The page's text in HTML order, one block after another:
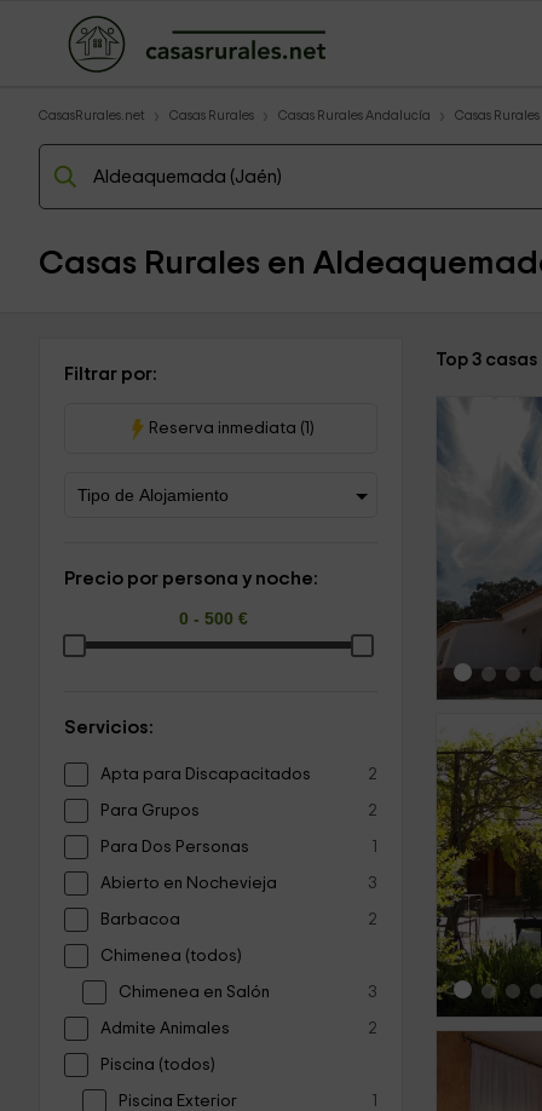
CasasRurales.net Casas Rurales Casas Rurales Andalucía Casas
Casas Rurales en
Filtrar por:
Reserva inmediata (1)
Precio por persona y noche:
Servicios:
Apta para Discapacitados 2
Para Grupos 2
Para Dos Personas 1
Abierto en Nochevieja 3
Barbacoa 2
Chimenea (todos)
Chimenea en Salón 3
Admite Animales 2
Piscina (todos)
Piscina Exterior 1
Top 3
‹